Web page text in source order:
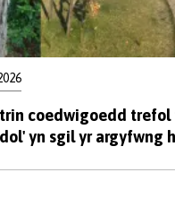
coedwigoedd trefol
yn sgil yr argyfwng